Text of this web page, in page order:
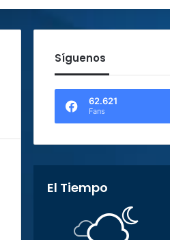
Síguenos
62.621
Fans
El Tiempo